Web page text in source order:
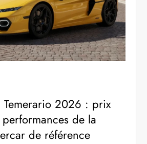
2026 : prix
de la
de référence